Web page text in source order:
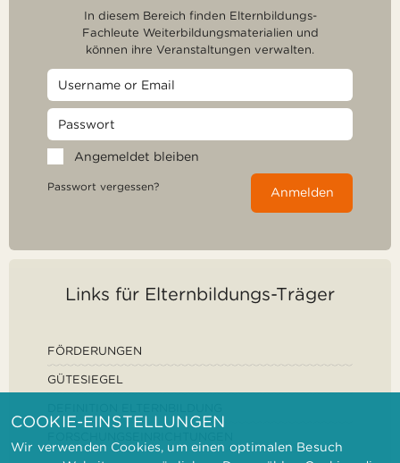
In diesem Bereich finden Elternbildungs-
Fachleute Weiterbildungsmaterialien und
können ihre Veranstaltungen verwalten.
Angemeldet bleiben
Passwort vergessen? Anmelden
Links für Elternbildungs-Träger
FÖRDERUNGEN
GÜTESIEGEL
COOKIE-EINSTELLUNGEN
Wir verwenden Cookies, um einen optimalen Besuch